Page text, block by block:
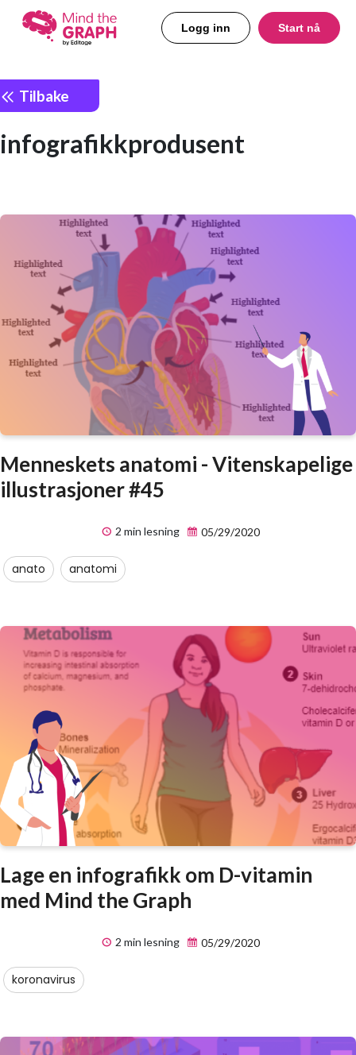
Logg inn Start nå
Tilbake
infografikkprodusent
Menneskets anatomi - Vitenskapelige
illustrasjoner #45
2 min lesning 05/29/2020
anato anatomi
Lage en infografikk om D-vitamin
med Mind the Graph
2 min lesning 05/29/2020
koronavirus